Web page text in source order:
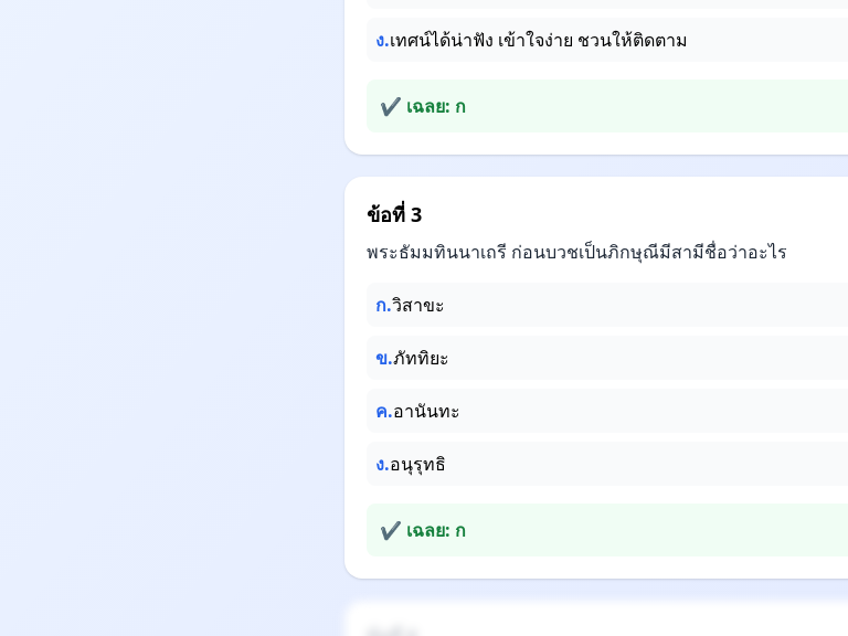
ง.เทศน์ได้น่าฟัง เข้าใจง่าย ชวนให้ติดตาม
✔ เฉลย: ก
ข้อที่ 3
พระธัมมทินนาเถรี ก่อนบวชเป็นภิกษุณีมีสามีชื่อว่าอะไร
ก.วิสาขะ
ข.ภัททิยะ
ค.อานันทะ
ง.อนุรุทธิ
✔ เฉลย: ก